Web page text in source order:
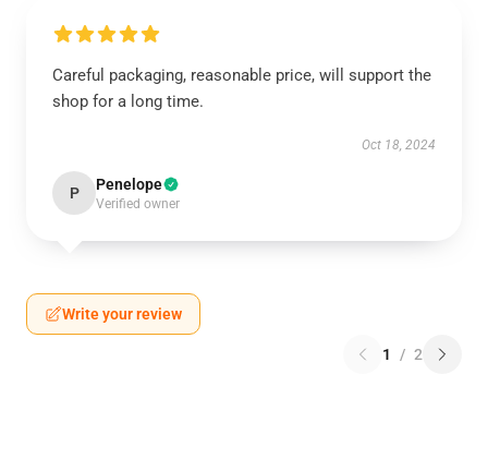
Careful packaging, reasonable price, will support the
shop for a long time.
Oct 18, 2024
P Penelope
Verified owner
Write your review
1 / 2